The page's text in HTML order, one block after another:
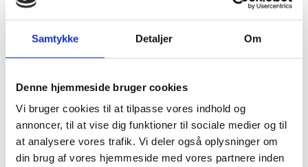
Samtykke Detaljer Om
Denne hjemmeside bruger cookies
Vi bruger cookies til at tilpasse vores indhold og
annoncer, til at vise dig funktioner til sociale medier og til
at analysere vores trafik. Vi deler også oplysninger om
din brug af vores hjemmeside med vores partnere inden
Aarhus Universitet
Biodegradable Wireless Optofluidic Sensor Network
Syddansk Universitet
Industrial Transformation for Absolute Sustainability
Network